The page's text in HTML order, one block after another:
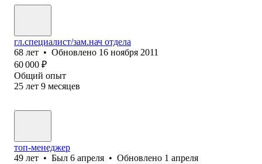
гл.специалист/зам.нач отдела
68 лет • Обновлено 16 ноября 2011
60 000 ₽
Общий опыт
25 лет 9 месяцев
топ-менеджер
49 лет • Был 6 апреля • Обновлено 1 апреля